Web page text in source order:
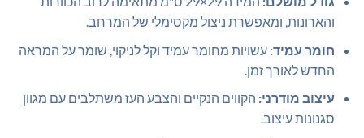
והארונות, ומאפשרת ניצול מקסימלי של המרחב.
חומר עמיד: עשויות מחומר עמיד וקל לניקוי, שומר על המראה
החדש לאורך זמן.
עיצוב מודרני: הקווים הנקיים והצבע העז משתלבים עם מגוון
סגנונות עיצוב.